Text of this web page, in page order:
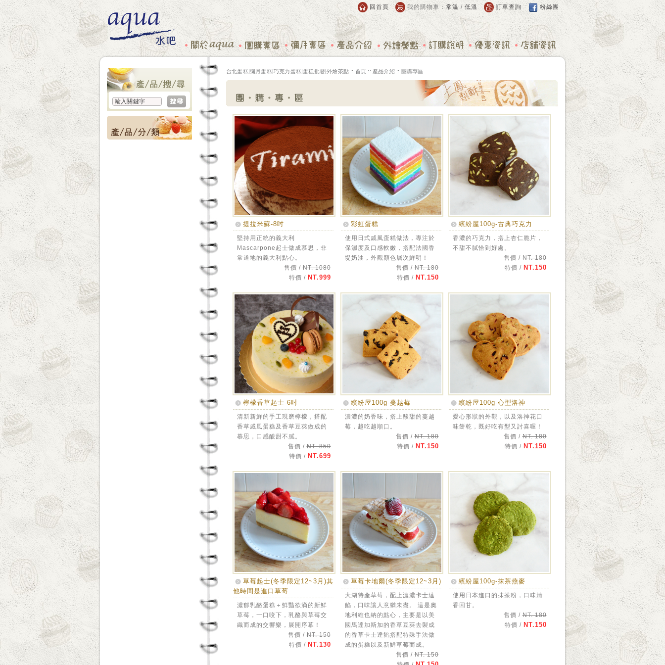
回首頁 我的購物車：常溫 / 低溫 訂單查詢 粉絲團
台北蛋糕|彌月蛋糕|巧克力蛋糕|蛋糕批發|外燴茶點 :: 首頁 :: 產品介紹 :: 團購專區
提拉米蘇-8吋
堅持用正統的義大利
Mascarpone起士做成慕思，非
常道地的義大利點心。
售價 /NT. 1080
特價 / NT.999
彩虹蛋糕
使用日式戚風蛋糕做法，專注於
保濕度及口感軟嫩，搭配法國香
堤奶油，外觀顏色層次鮮明！
售價 /NT. 180
特價 / NT.150
繽紛屋100g-古典巧克力
香濃的巧克力，搭上杏仁脆片，
不甜不膩恰到好處。
售價 /NT. 180
特價 / NT.150
檸檬香草起士-6吋
清新新鮮的手工現磨檸檬，搭配
香草戚風蛋糕及香草豆莢做成的
慕思，口感酸甜不膩。
售價 /NT. 850
特價 / NT.699
繽紛屋100g-蔓越莓
濃濃的奶香味，搭上酸甜的蔓越
莓，越吃越順口。
售價 /NT. 180
特價 / NT.150
繽紛屋100g-心型洛神
愛心形狀的外觀，以及洛神花口
味餅乾，既好吃有型又討喜喔！
售價 /NT. 180
特價 / NT.150
草莓起士(冬季限定12~3月)其
他時間是進口草莓
濃郁乳酪蛋糕＋鮮豔欲滴的新鮮
草莓，一口咬下，乳酪與草莓交
織而成的交響樂，展開序幕！
售價 /NT. 150
特價 / NT.130
草莓卡地爾(冬季限定12~3月)
大湖特產草莓，配上濃濃卡士達
餡，口味讓人意猶未盡。 這是奧
地利維也納的點心，主要是以美
國馬達加斯加的香草豆莢去製成
的香草卡士達餡搭配特殊手法做
成的蛋糕以及新鮮草莓而成。
售價 /NT. 150
繽紛屋100g-抹茶燕麥
使用日本進口的抹茶粉，口味清
香回甘。
售價 /NT. 180
特價 / NT.150